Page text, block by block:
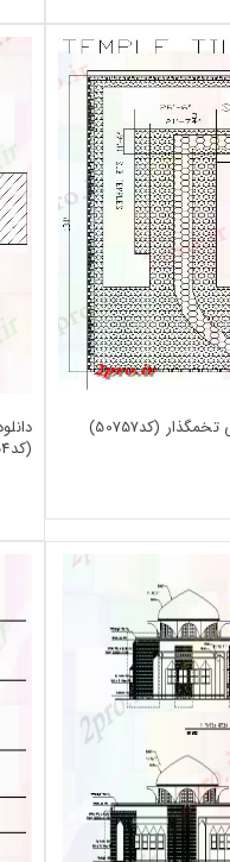
(کد50757)
(کد50754)